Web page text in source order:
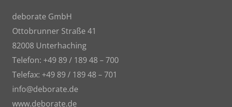
deborate GmbH
Ottobrunner Straße 41
82008 Unterhaching
Telefon: +49 89 / 189 48 – 700
Telefax: +49 89 / 189 48 – 701
info@deborate.de
www.deborate.de